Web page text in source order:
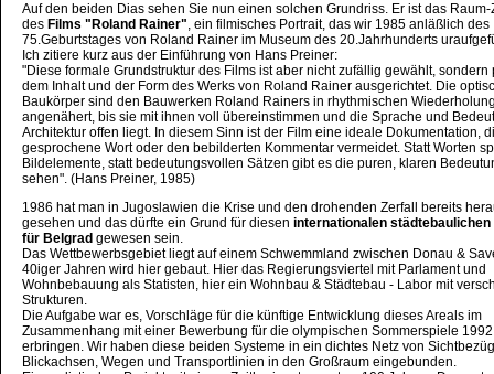
Auf den beiden Dias sehen Sie nun einen solchen Grundriss. Er ist das
des Films "Roland Rainer", ein filmisches Portrait, das wir 1985 anläßlich des
75.Geburtstages von Roland Rainer im Museum des 20.Jahrhunderts
Ich zitiere kurz aus der Einführung von Hans Preiner:
"Diese formale Grundstruktur des Films ist aber nicht zufällig gewählt, sondern
dem Inhalt und der Form des Werks von Roland Rainer ausgerichtet. Die
Baukörper sind den Bauwerken Roland Rainers in rhythmischen
angenähert, bis sie mit ihnen voll übereinstimmen und die Sprache und
Architektur offen liegt. In diesem Sinn ist der Film eine ideale Dokumentation,
gesprochene Wort oder den bebilderten Kommentar vermeidet. Statt Worten
Bildelemente, statt bedeutungsvollen Sätzen gibt es die puren, klaren
sehen". (Hans Preiner, 1985)
1986 hat man in Jugoslawien die Krise und den drohenden Zerfall bereits
gesehen und das dürfte ein Grund für diesen internationalen städtebaulichen
für Belgrad gewesen sein.
Das Wettbewerbsgebiet liegt auf einem Schwemmland zwischen Donau &
40iger Jahren wird hier gebaut. Hier das Regierungsviertel mit Parlament und
Wohnbebauung als Statisten, hier ein Wohnbau & Städtebau - Labor mit
Strukturen.
Die Aufgabe war es, Vorschläge für die künftige Entwicklung dieses Areals im
Zusammenhang mit einer Bewerbung für die olympischen Sommerspiele
erbringen. Wir haben diese beiden Systeme in ein dichtes Netz von
Blickachsen, Wegen und Transportlinien in den Großraum eingebunden.